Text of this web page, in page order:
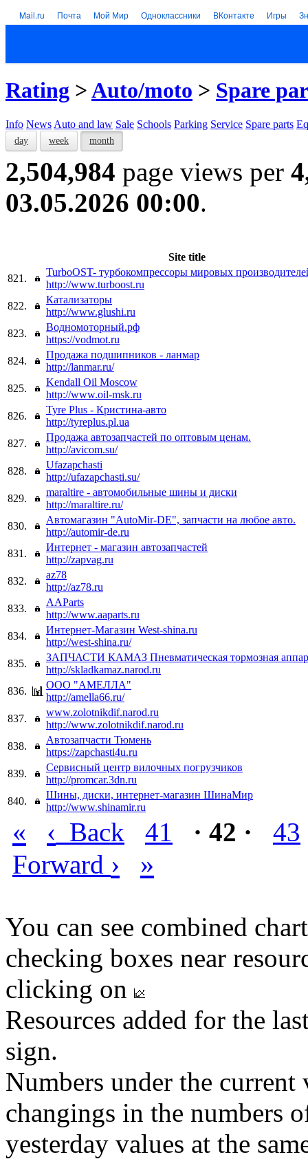
Mail.ru Почта Мой Мир Одноклассники ВКонтакте Игры
Rating >Auto/moto > Spare
Info News Auto and law Sale Schools Parking Service Spare parts
day week month
2,504,984 page views per
03.05.2026 00:00.
Site title
821.
TurboOST- турбокомпрессоры мировых
http://www.turboost.ru
822.
Катализаторы
http://www.glushi.ru
823.
Водномоторный.рф
https://vodmot.ru
824.
Продажа подшипников - ланмар
http://lanmar.ru/
825.
Kendall Oil Moscow
http://www.oil-msk.ru
826.
Tyre Plus - Кристина-авто
http://tyreplus.pl.ua
827.
Продажа автозапчастей по оптовым ценам.
http://avicom.su/
828.
Ufazapchasti
http://ufazapchasti.su/
829.
maraltire - автомобильные шины и диски
http://maraltire.ru/
830.
Автомагазин "AutoMir-DE", запчасти на любое авто.
http://automir-de.ru
831.
Интернет - магазин автозапчастей
http://zapvag.ru
832.
az78
http://az78.ru
833.
AAParts
http://www.aaparts.ru
834.
Интернет-Магазин West-shina.ru
http://west-shina.ru/
835.
ЗАПЧАСТИ КАМАЗ Пневматическая тормозная
http://skladkamaz.narod.ru
836.
ООО "АМЕЛЛА"
http://amella66.ru/
837.
www.zolotnikdif.narod.ru
http://www.zolotnikdif.narod.ru
838.
Автозапчасти Тюмень
https://zapchasti4u.ru
839.
Сервисный центр вилочных погрузчиков
http://promcar.3dn.ru
840.
Шины, диски, интернет-магазин ШинаМир
http://www.shinamir.ru
« ‹ Back 41 · 42 ·
43
Forward › »
You can see combined
checking boxes near
clicking on
Resources added for the
sign.
Numbers under the
changings in the numbers
yesterday values at the